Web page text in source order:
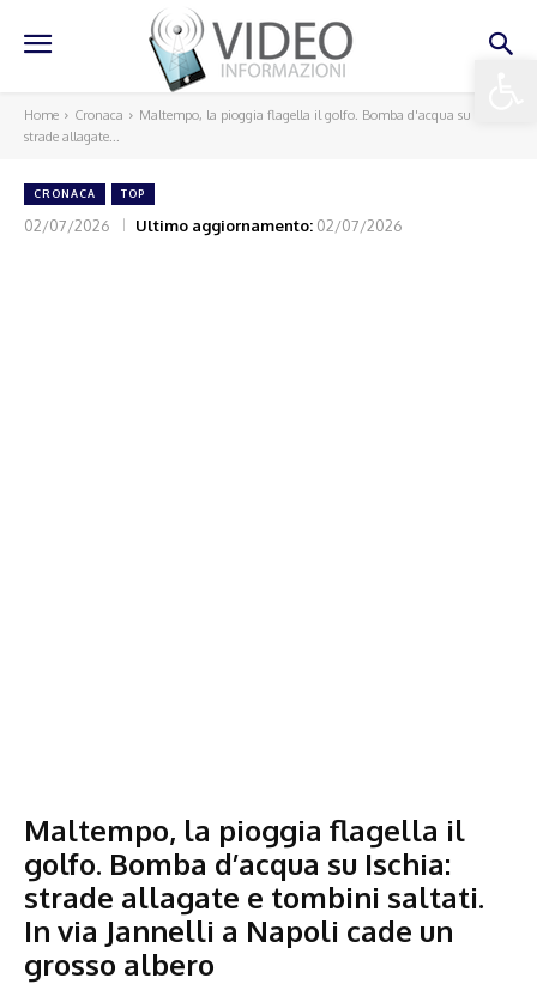
Home Cronaca
Maltempo, la pioggia flagella il golfo. Bomba d'acqua su Ischia:
strade allagate...
CRONACA TOP
02/07/2026 Ultimo aggiornamento: 02/07/2026
Maltempo, la pioggia flagella il
golfo. Bomba d’acqua su Ischia:
strade allagate e tombini saltati.
In via Jannelli a Napoli cade un
grosso albero